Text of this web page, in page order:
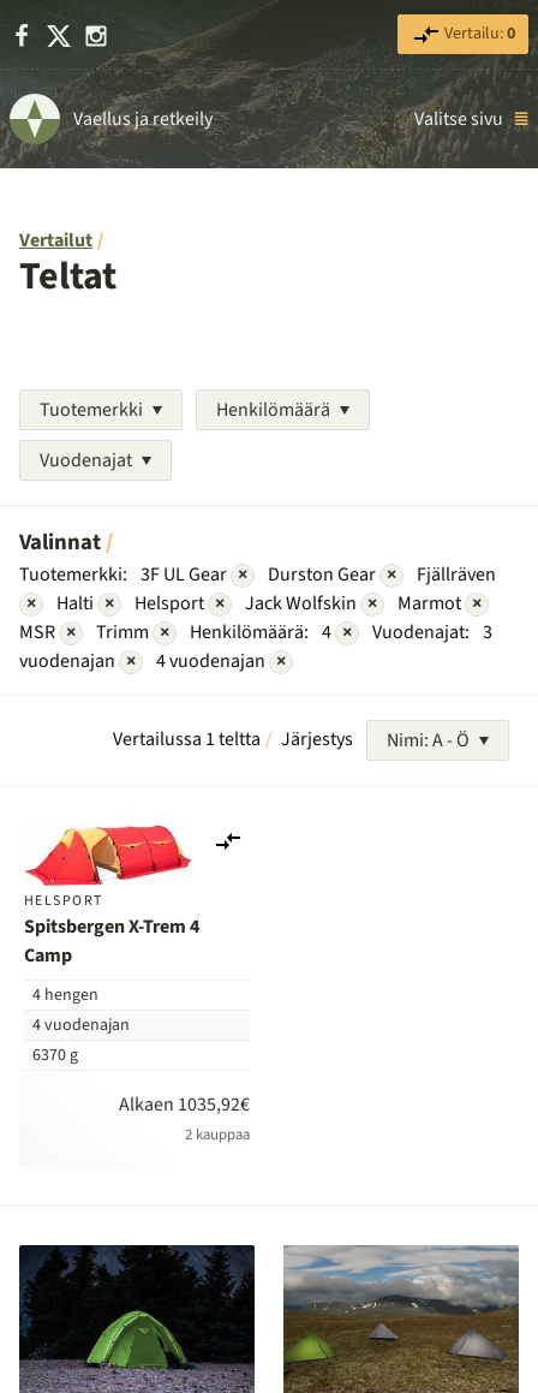
Facebook Instagram Vertailu:0
Vaellus ja retkeily Valitse sivu
Vertailut
Teltat
Tuotemerkki
Henkilömäärä
Vuodenajat
Valinnat
Tuotemerkki: 3F UL Gear × Durston Gear ×
Fjällräven
×
Halti × Helsport × Jack Wolfskin × Marmot ×
MSR × Trimm × Henkilömäärä: 4 × Vuodenajat: 3
vuodenajan × 4 vuodenajan ×
Vertailussa 1 teltta Järjestys Nimi: A - Ö
HELSPORT
Spitsbergen X-Trem 4
Camp
4 hengen
4 vuodenajan
6370 g
Alkaen 1035,92€
2 kauppaa